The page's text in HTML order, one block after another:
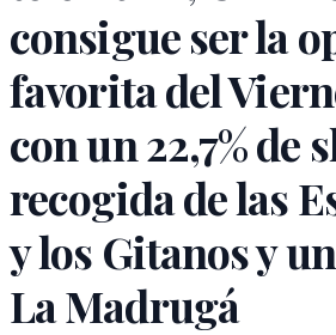
consigue ser la
favorita del
con un 22,7% de
recogida de las
y los Gitanos y un
La Madrugá